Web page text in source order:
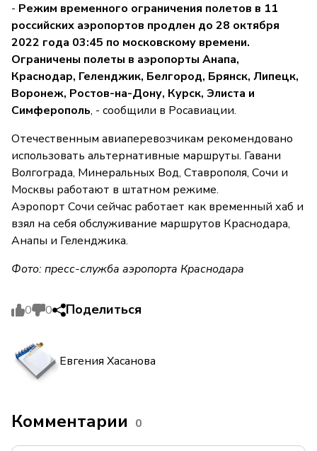
- Режим временного ограничения полетов в 11
российских аэропортов продлен до 28 октября
2022 года 03:45 по московскому времени.
Ограничены полеты в аэропорты Анапа,
Краснодар, Геленджик, Белгород, Брянск, Липецк,
Воронеж, Ростов-на-Дону, Курск, Элиста и
Симферополь, - сообщили в Росавиации.
Отечественным авиаперевозчикам рекомендовано
использовать альтернативные маршруты. Гавани
Волгограда, Минеральных Вод, Ставрополя, Сочи и
Москвы работают в штатном режиме.
Аэропорт Сочи сейчас работает как временный хаб и
взял на себя обслуживание маршрутов Краснодара,
Анапы и Геленджика.
Фото: пресс-служба аэропорта Краснодара
0 0 Поделиться
Евгения Хасанова
Комментарии 0